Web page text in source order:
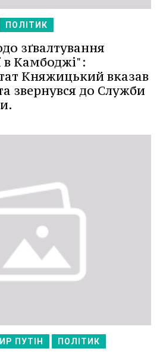
ПОЛІТИК
зґвалтування
в Камбоджі":
Княжицький вказав
звернувся до Служби
ПУТІН ПОЛІТИК